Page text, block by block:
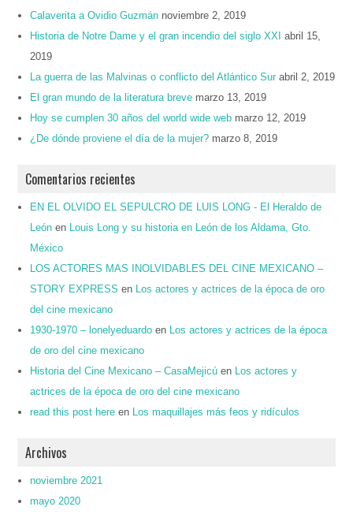
Calaverita a Ovidio Guzmán noviembre 2, 2019
Historia de Notre Dame y el gran incendio del siglo XXI
abril 15,
2019
La guerra de las Malvinas o conflicto del Atlántico Sur abril 2, 2019
El gran mundo de la literatura breve marzo 13, 2019
Hoy se cumplen 30 años del world wide web marzo 12, 2019
¿De dónde proviene el día de la mujer? marzo 8, 2019
Comentarios recientes
EN EL OLVIDO EL SEPULCRO DE LUIS LONG - El Heraldo de
León en
Louis Long y su historia en León de los Aldama, Gto.
México
LOS ACTORES MAS INOLVIDABLES DEL CINE MEXICANO –
STORY EXPRESS en
Los actores y actrices de la época de oro
del cine mexicano
1930-1970 – lonelyeduardo en
Los actores y actrices de la época
de oro del cine mexicano
Historia del Cine Mexicano – CasaMejicú en
Los actores y
actrices de la época de oro del cine mexicano
read this post here en Los maquillajes más feos y ridículos
Archivos
noviembre 2021
mayo 2020